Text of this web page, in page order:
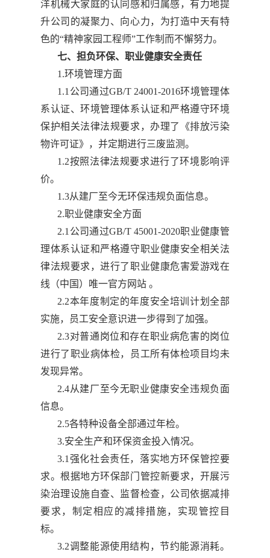
洋机械大家庭的认同感和归属感，有力地提
升公司的凝聚力、向心力，为打造中天有特
色的“精神家园工程师”工作制而不懈努力。
七、担负环保、职业健康安全责任
1.环境管理方面
1.1公司通过GB/T 24001-2016环境管理体
系认证、环境管理体系认证和严格遵守环境
保护相关法律法规要求，办理了《排放污染
物许可证》，并定期进行三废监测。
1.2按照法律法规要求进行了环境影响评
价。
1.3从建厂至今无环保违规负面信息。
2.职业健康安全方面
2.1公司通过GB/T 45001-2020职业健康管
理体系认证和严格遵守职业健康安全相关法
律法规要求，进行了职业健康危害爱游戏在
线（中国）唯一官方网站 。
2.2本年度制定的年度安全培训计划全部
实施，员工安全意识进一步得到了加强。
2.3对普通岗位和存在职业病危害的岗位
进行了职业病体检，员工所有体检项目均未
发现异常。
2.4从建厂至今无职业健康安全违规负面
信息。
2.5各特种设备全部通过年检。
3.安全生产和环保资金投入情况。
3.1强化社会责任，落实地方环保管控要
求。根据地方环保部门管控新要求，开展污
染治理设施自查、监督检查，公司依据减排
要求，制定相应的减排措施，实现管控目
标。
3.2调整能源使用结构，节约能源消耗。